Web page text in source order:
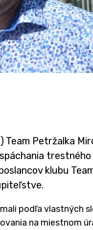
Team Petržalka
trestného
klubu
podľa vlastných
na miestnom